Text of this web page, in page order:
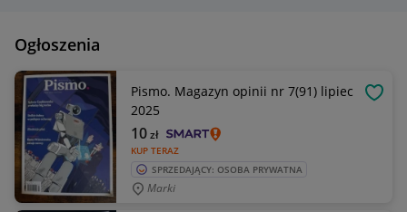
Ogłoszenia
Pismo. Magazyn opinii nr 7(91) lipiec
2025
KUP TERAZ
10zł
SPRZEDAJĄCY: OSOBA PRYWATNA
Marki